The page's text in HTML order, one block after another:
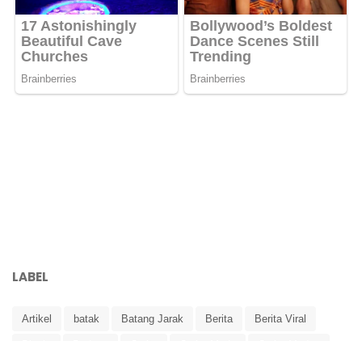
LABEL
Artikel batak Batang Jarak Berita Berita Viral